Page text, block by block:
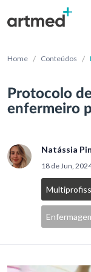
Home / Conteúdos /
Protocolo
enfermeiro
Natássia
18 de Jun,